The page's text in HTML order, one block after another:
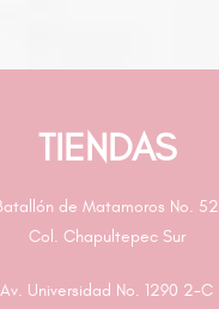
TIENDAS
de Matamoros No. 52
Col. Chapultepec Sur
Av. Universidad No. 1290 2-C